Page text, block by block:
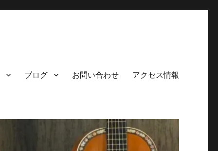
ブログ お問い合わせ アクセス情報